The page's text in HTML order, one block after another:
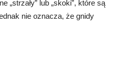
„strzały” lub „skoki”, które są
nie oznacza, że gnidy